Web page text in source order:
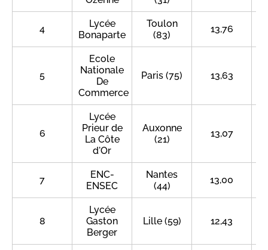
4
Lycée
Bonaparte
Toulon
(83)
13,76
5
Ecole
Nationale
De
Commerce
Paris (75) 13,63
6
Lycée
Prieur de
La Côte
d'Or
Auxonne
(21)
13,07
7
ENC-
ENSEC
Nantes
(44)
13,00
8
Lycée
Gaston
Berger
Lille (59) 12,43